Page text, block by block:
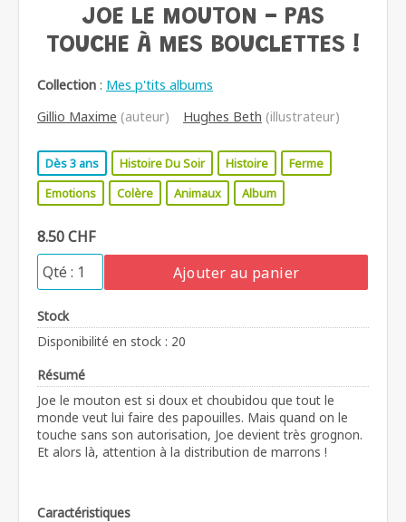
JOE LE MOUTON - PAS
TOUCHE À MES BOUCLETTES !
Collection : Mes p'tits albums
Gillio Maxime (auteur) Hughes Beth (illustrateur)
Dès 3 ans Histoire Du Soir Histoire
Ferme
Emotions
Colère Animaux Album
8.50 CHF
Ajouter au panier
Stock
Disponibilité en stock : 20
Résumé
Joe le mouton est si doux et choubidou que tout le
monde veut lui faire des papouilles. Mais quand on le
touche sans son autorisation, Joe devient très grognon.
Et alors là, attention à la distribution de marrons !
Caractéristiques